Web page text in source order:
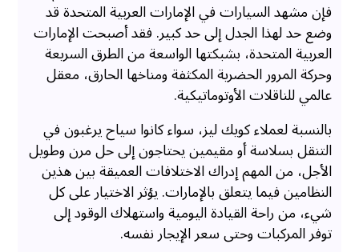
فإن مشهد السيارات في الإمارات العربية المتحدة قد
وضع حد لهذا الجدل إلى حد كبير. فقد أصبحت الإمارات
العربية المتحدة، بشبكتها الواسعة من الطرق السريعة
وحركة المرور الحضرية المكثفة ومناخها الحارق، معقل
عالمي للناقلات الأوتوماتيكية.
بالنسبة لعملاء كويك ليز، سواء كانوا سياح يرغبون في
التنقل بسلاسة أو مقيمين يحتاجون إلى حل مرن وطويل
الأجل، من المهم إدراك الاختلافات العميقة بين هذين
النظامين فيما يتعلق بالإمارات. يؤثر الاختيار على كل
شيء، من راحة القيادة اليومية واستهلاك الوقود إلى
توفر المركبات وحتى سعر الإيجار نفسه.